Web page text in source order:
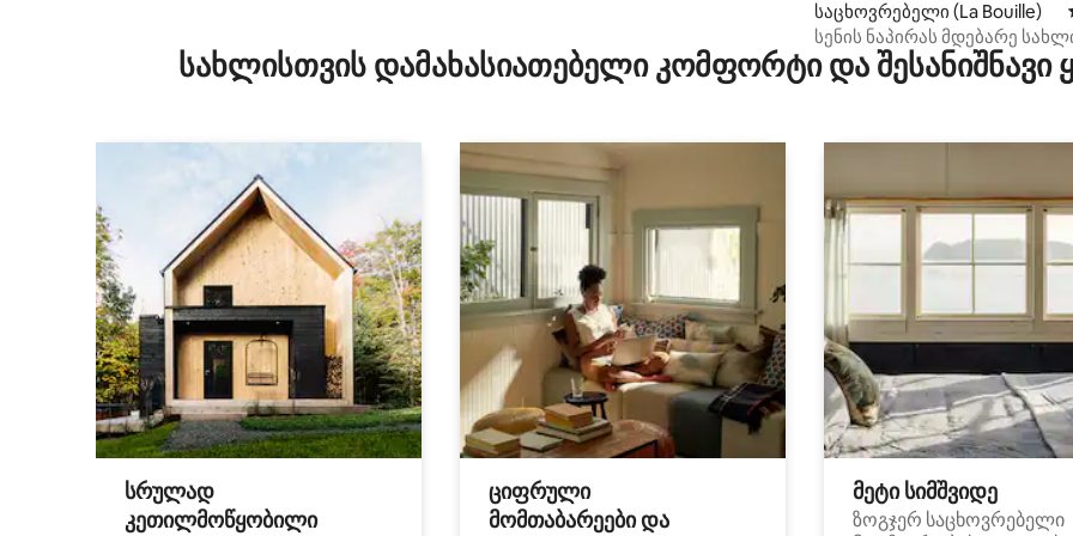
საცხოვრებელი (La Bouille)
სენის ნაპირას მდებარე
ისტორია და ნორმანდიული
სახლისთვის დამახასიათებელი კომფორტი და
სრულად
კეთილმოწყობილი
ციფრული
მომთაბარეები და
მეტი სიმშვიდე
ზოგჯერ საცხოვრებელი